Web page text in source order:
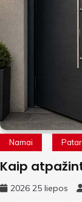
Namai
Kaip
2026 25 liepos